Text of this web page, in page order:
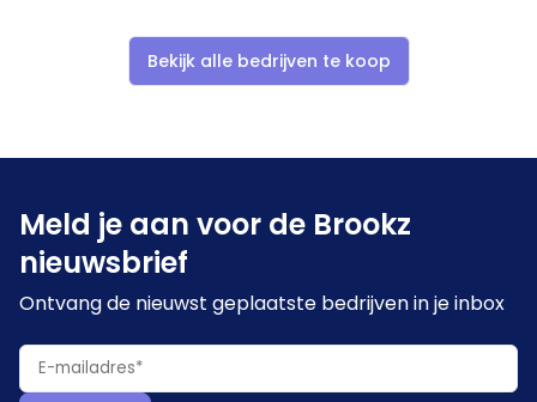
Bekijk alle bedrijven te koop
Meld je aan voor de Brookz
nieuwsbrief
Ontvang de nieuwst geplaatste bedrijven in je inbox